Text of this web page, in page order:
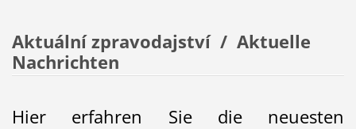
Aktuální zpravodajství / Aktuelle
Nachrichten
Hier erfahren Sie die neuesten